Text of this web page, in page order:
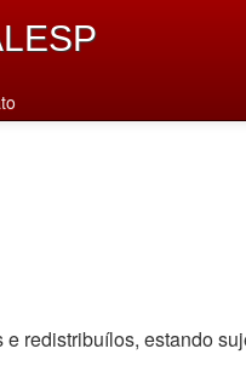
redistribuí­los, estando